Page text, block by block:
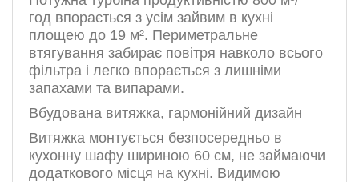
год впорається з усім зайвим в кухні
площею до 19 м². Периметральне
втягування забирає повітря навколо всього
фільтра і легко впорається з лишніми
запахами та випарами.
Вбудована витяжка, гармонійний дизайн
Витяжка монтується безпосередньо в
кухонну шафу шириною 60 см, не займаючи
додаткового місця на кухні. Видимою